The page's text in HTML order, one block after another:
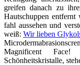
greifen danach zu
Hautschuppen
fahl aussehen und
weiß: Wir lieben
Magnificent
Schönheitskristalle,